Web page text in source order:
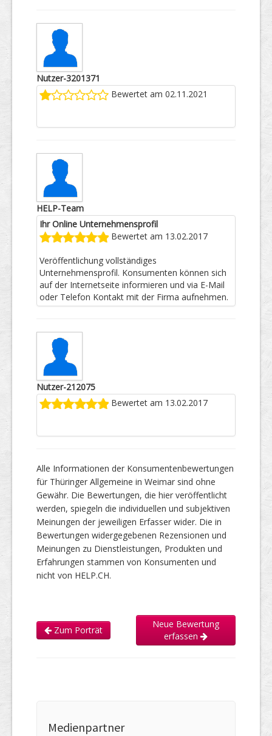
Nutzer-3201371
Bewertet am 02.11.2021
HELP-Team
Ihr Online Unternehmensprofil
Bewertet am 13.02.2017
Veröffentlichung vollständiges
Unternehmensprofil. Konsumenten können sich
auf der Internetseite informieren und via E-Mail
oder Telefon Kontakt mit der Firma aufnehmen.
Nutzer-212075
Bewertet am 13.02.2017
Alle Informationen der Konsumentenbewertungen
für Thüringer Allgemeine in Weimar sind ohne
Gewähr. Die Bewertungen, die hier veröffentlicht
werden, spiegeln die individuellen und subjektiven
Meinungen der jeweiligen Erfasser wider. Die in
Bewertungen widergegebenen Rezensionen und
Meinungen zu Dienstleistungen, Produkten und
Erfahrungen stammen von Konsumenten und
nicht von HELP.CH.
Zum Porträt
Neue Bewertung
erfassen
Medienpartner